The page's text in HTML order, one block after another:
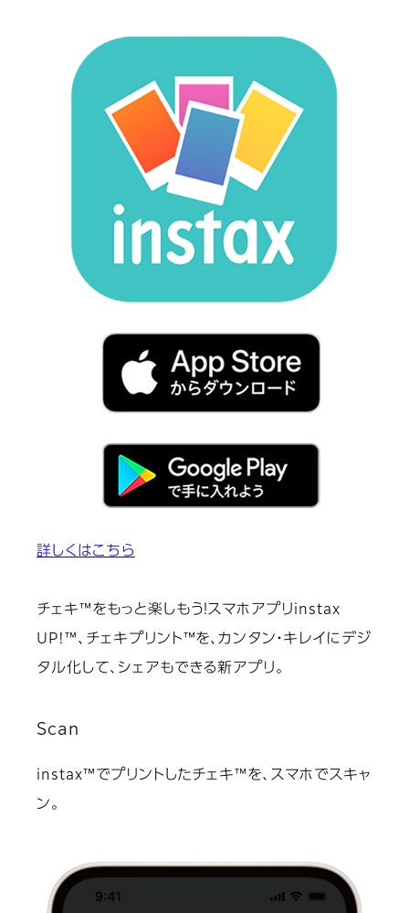
詳しくはこちら
チェキ™をもっと楽しもう！スマホアプリinstax
UP!™、チェキプリント™を、カンタン・キレイにデジ
タル化して、シェアもできる新アプリ。
Scan
instax™でプリントしたチェキ™を、スマホでスキャ
ン。